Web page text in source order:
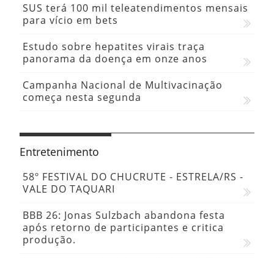
SUS terá 100 mil teleatendimentos mensais
para vício em bets
Estudo sobre hepatites virais traça
panorama da doença em onze anos
Campanha Nacional de Multivacinação
começa nesta segunda
Entretenimento
58º FESTIVAL DO CHUCRUTE - ESTRELA/RS -
VALE DO TAQUARI
BBB 26: Jonas Sulzbach abandona festa
após retorno de participantes e critica
produção.